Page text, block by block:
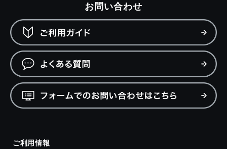
お問い合わせ
ご利用情報